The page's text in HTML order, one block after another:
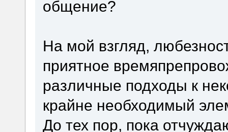
общение?
На мой взгляд,
приятное
различные подходы к
крайне необходимый
До тех пор, пока